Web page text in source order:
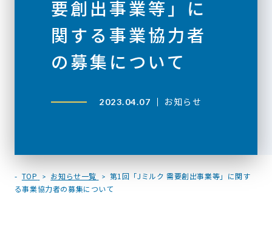
要創出事業等」に
関する事業協力者
の募集について
2023.04.07 お知らせ
TOP お知らせ一覧
第1回「Jミルク 需要創出事業等」に関す
る事業協力者の募集について